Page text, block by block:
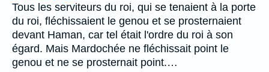
Tous les serviteurs du roi, qui se tenaient à la porte
du roi, fléchissaient le genou et se prosternaient
devant Haman, car tel était l'ordre du roi à son
égard. Mais Mardochée ne fléchissait point le
genou et ne se prosternait point.…